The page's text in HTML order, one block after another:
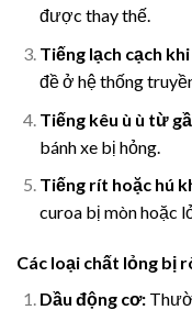
được thay thế.
Tiếng lạch cạch
đề ở hệ thống
Tiếng kêu ù ù từ
bánh xe bị hỏng.
Tiếng rít hoặc hú
curoa bị mòn hoặc
Các loại chất lỏng bị
Dầu động cơ: